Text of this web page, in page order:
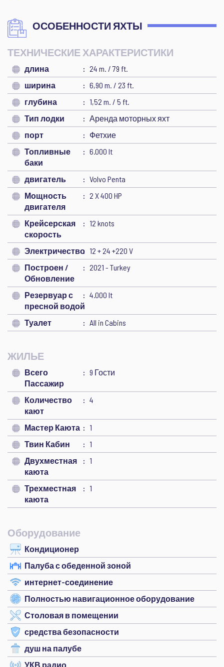
ОСОБЕННОСТИ ЯХТЫ
ТЕХНИЧЕСКИЕ ХАРАКТЕРИСТИКИ
длина
24 m. / 79 ft.
ширина
6,90 m. / 23 ft.
глубина
1,52 m. / 5 ft.
Тип лодки
Аренда моторных яхт
порт
Фетхие
Топливные
баки
6.000 lt
двигатель
Volvo Penta
Мощность
двигателя
2 X 400 HP
Крейсерская
скорость
12 knots
Электричество 12 + 24 +220 V
Построен /
Обновление
2021 - Turkey
Резервуар с
пресной водой
4.000 lt
Туалет All in Cabins
ЖИЛЬЕ
Всего
Пассажир
9 Гости
Количество
кают
4
Мастер Каюта
1
Твин Кабин
1
Двухместная
каюта
1
Трехместная
каюта
1
Оборудование
Кондиционер
Палуба с обеденной зоной
интернет-соединение
Полностью навигационное оборудование
Столовая в помещении
средства безопасности
душ на палубе
УКВ радио